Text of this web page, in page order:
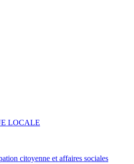
LOCALE
citoyenne et affaires sociales